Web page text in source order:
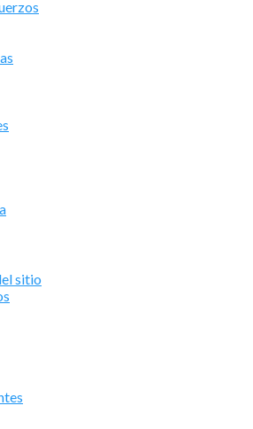
sitio